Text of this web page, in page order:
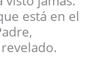
está en el